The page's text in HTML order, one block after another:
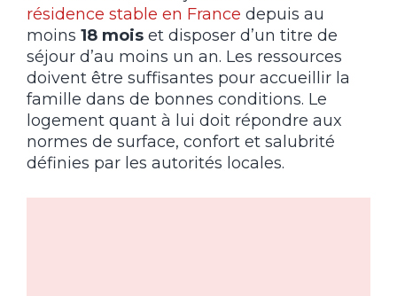
résidence stable en France depuis au
moins 18 mois et disposer d’un titre de
séjour d’au moins un an. Les ressources
doivent être suffisantes pour accueillir la
famille dans de bonnes conditions. Le
logement quant à lui doit répondre aux
normes de surface, confort et salubrité
définies par les autorités locales.